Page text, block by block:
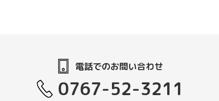
電話でのお問い合わせ
0767-52-3211